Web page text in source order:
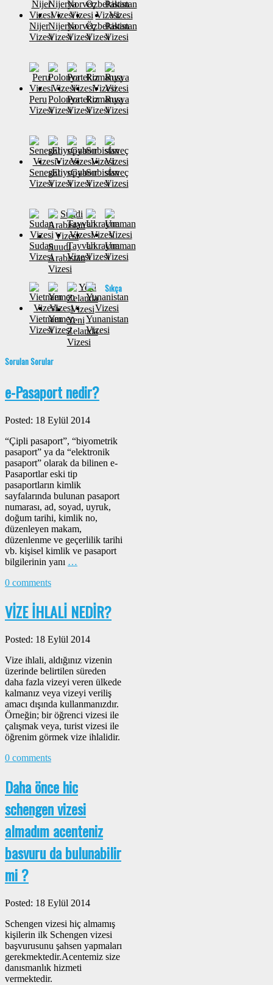
Nijer
Vizesi
Nijerya
Vizesi
Norveç
Vizesi
Özbekistan
Vizesi
Pakistan
Vizesi
Peru
Vizesi
Polonya
Vizesi
Portekiz
Vizesi
Romanya
Vizesi
Rusya
Vizesi
Senegal
Vizesi
sEtiyopya
Vizesi
sGabon
Vizesi
Sırbistan
Vizesi
sİsveç
Vizesi
Sudan
Vizesi
Suudi
Arabistan
Vizesi
Tayvan
Vizesi
Ukrayna
Vizesi
Umman
Vizesi
Vietnam
Vizesi
Yemen
Vizesi
Yeni
Zelanda
Vizesi
Yunanistan
Vizesi
Sıkça
Sorulan Sorular
e-Pasaport nedir?
Posted: 18 Eylül 2014
“Çipli pasaport”, “biyometrik
pasaport” ya da “elektronik
pasaport” olarak da bilinen e-
Pasaportlar eski tip
pasaportların kimlik
sayfalarında bulunan pasaport
numarası, ad, soyad, uyruk,
doğum tarihi, kimlik no,
düzenleyen makam,
düzenlenme ve geçerlilik tarihi
vb. kişisel kimlik ve pasaport
bilgilerinin yanı …
0 comments
VİZE İHLALİ NEDİR?
Posted: 18 Eylül 2014
Vize ihlali, aldığınız vizenin
üzerinde belirtilen süreden
daha fazla vizeyi veren ülkede
kalmanız veya vizeyi veriliş
amacı dışında kullanmanızdır.
Örneğin; bir öğrenci vizesi ile
çalışmak veya, turist vizesi ile
öğrenim görmek vize ihlalidir.
0 comments
Daha önce hic
schengen vizesi
almadım acenteniz
basvuru da bulunabilir
mi ?
Posted: 18 Eylül 2014
Schengen vizesi hiç almamış
kişilerin ilk Schengen vizesi
başvurusunu şahsen yapmaları
gerekmektedir.Acentemiz size
danısmanlık hizmeti
vermektedir.